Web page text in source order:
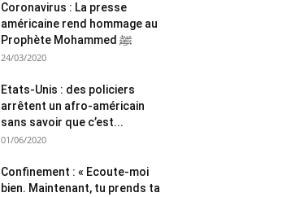
Coronavirus : La presse
américaine rend hommage au
Prophète Mohammed ﷺ
24/03/2020
Etats-Unis : des policiers
arrêtent un afro-américain
sans savoir que c’est...
01/06/2020
Confinement : « Ecoute-moi
bien. Maintenant, tu prends ta